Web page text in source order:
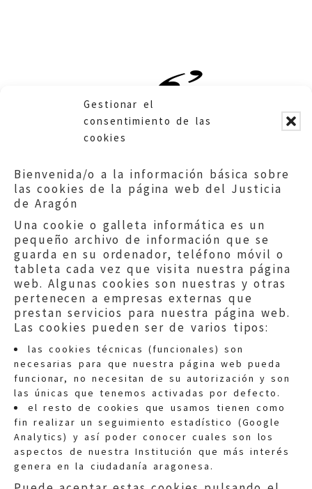
Gestionar el
consentimiento de las
cookies
Bienvenida/o a la información básica sobre
las cookies de la página web del Justicia
de Aragón
Una cookie o galleta informática es un
pequeño archivo de información que se
guarda en su ordenador, teléfono móvil o
tableta cada vez que visita nuestra página
web. Algunas cookies son nuestras y otras
pertenecen a empresas externas que
prestan servicios para nuestra página web.
Las cookies pueden ser de varios tipos:
las cookies técnicas (funcionales) son
necesarias para que nuestra página web pueda
funcionar, no necesitan de su autorización y son
las únicas que tenemos activadas por defecto.
el resto de cookies que usamos tienen como
fin realizar un seguimiento estadístico (Google
Analytics) y así poder conocer cuales son los
aspectos de nuestra Institución que más interés
genera en la ciudadanía aragonesa.
Quejas:quejas@eljusticiadearagon.es
Información general:
informacion@eljusticiadearagon.es
Teléfonos:900 210 210/